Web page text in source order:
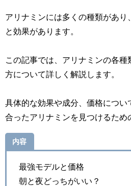
アリナミンには多くの種類があ
と効果があります。
この記事では、アリナミンの各
方について詳しく解説します。
具体的な効果や成分、価格につい
合ったアリナミンを見つけるため
内容
最強モデルと価格
朝と夜どっちがいい？